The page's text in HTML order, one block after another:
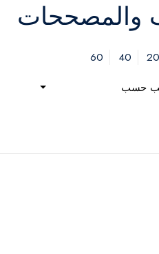
والمصححات
20
40
60
حسب